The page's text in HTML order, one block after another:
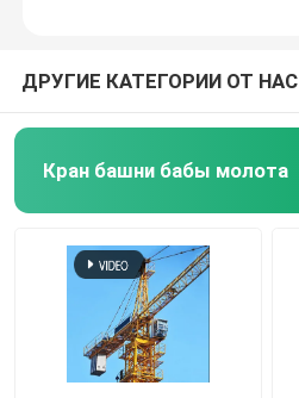
ДРУГИЕ КАТЕГОРИИ ОТ НАС
Кран башни бабы молота